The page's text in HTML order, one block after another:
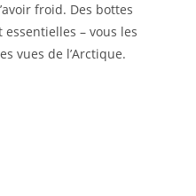
froid. Des bottes
– vous les
vues de l’Arctique.